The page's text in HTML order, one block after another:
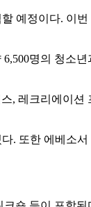
예정이다. 이
명의 청소
, 레크리에이
. 또한 에베소